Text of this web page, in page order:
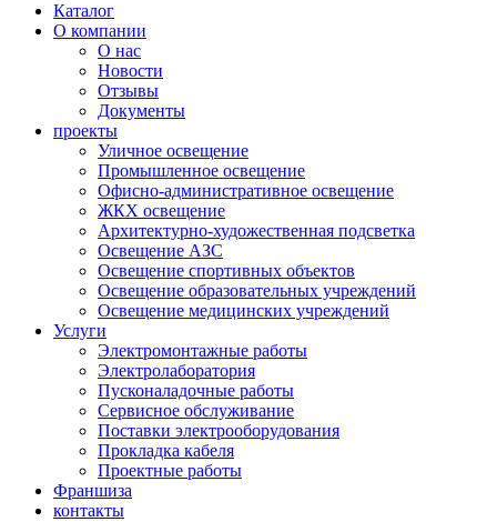
Каталог
О компании
О нас
Новости
Отзывы
Документы
проекты
Уличное освещение
Промышленное освещение
Офисно-административное освещение
ЖКХ освещение
Архитектурно-художественная подсветка
Освещение АЗС
Освещение спортивных объектов
Освещение образовательных учреждений
Освещение медицинских учреждений
Услуги
Электромонтажные работы
Электролаборатория
Пусконаладочные работы
Сервисное обслуживание
Поставки электрооборудования
Прокладка кабеля
Проектные работы
Франшиза
контакты